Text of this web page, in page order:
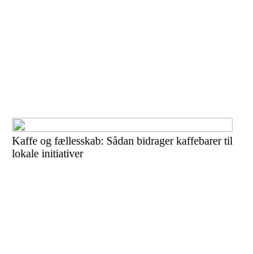
Kaffe og fællesskab: Sådan bidrager kaffebarer til
lokale initiativer